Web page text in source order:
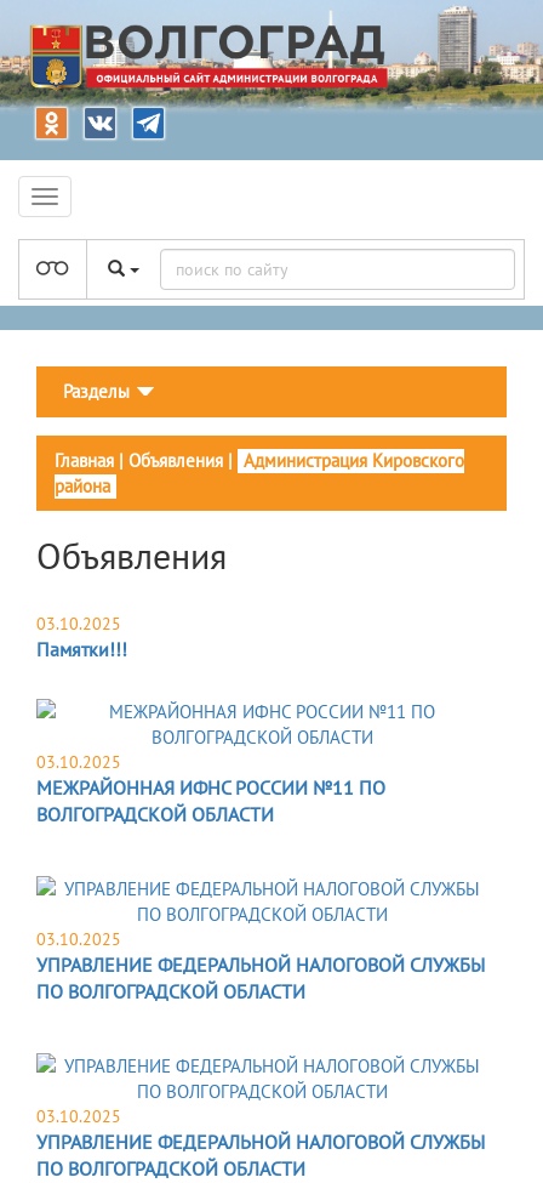
Разделы
Главная | Объявления | Администрация Кировского
района
Объявления
03.10.2025
Памятки!!!
03.10.2025
МЕЖРАЙОННАЯ ИФНС РОССИИ №11 ПО
ВОЛГОГРАДСКОЙ ОБЛАСТИ
03.10.2025
УПРАВЛЕНИЕ ФЕДЕРАЛЬНОЙ НАЛОГОВОЙ СЛУЖБЫ
ПО ВОЛГОГРАДСКОЙ ОБЛАСТИ
03.10.2025
УПРАВЛЕНИЕ ФЕДЕРАЛЬНОЙ НАЛОГОВОЙ СЛУЖБЫ
ПО ВОЛГОГРАДСКОЙ ОБЛАСТИ